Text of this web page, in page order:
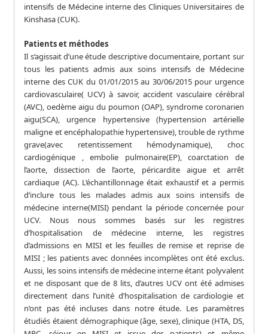
intensifs de Médecine interne des Cliniques Universitaires de
Kinshasa (CUK).
Patients et méthodes
Il s’agissait d’une étude descriptive documentaire, portant sur
tous les patients admis aux soins intensifs de Médecine
interne des CUK du 01/01/2015 au 30/06/2015 pour urgence
cardiovasculaire( UCV) à savoir, accident vasculaire cérébral
(AVC), oedème aigu du poumon (OAP), syndrome coronarien
aigu(SCA), urgence hypertensive (hypertension artérielle
maligne et encéphalopathie hypertensive), trouble de rythme
grave(avec retentissement hémodynamique), choc
cardiogénique , embolie pulmonaire(EP), coarctation de
l’aorte, dissection de l’aorte, péricardite aigue et arrêt
cardiaque (AC). L’échantillonnage était exhaustif et a permis
d’inclure tous les malades admis aux soins intensifs de
médecine interne(MISI) pendant la période concernée pour
UCV. Nous nous sommes basés sur les registres
d’hospitalisation de médecine interne, les registres
d’admissions en MISI et les feuilles de remise et reprise de
MISI ; les patients avec données incomplètes ont été exclus.
Aussi, les soins intensifs de médecine interne étant polyvalent
et ne disposant que de 8 lits, d’autres UCV ont été admises
directement dans l’unité d’hospitalisation de cardiologie et
n’ont pas été incluses dans notre étude. Les paramètres
étudiés étaient démographique (âge, sexe), clinique (HTA, DS,